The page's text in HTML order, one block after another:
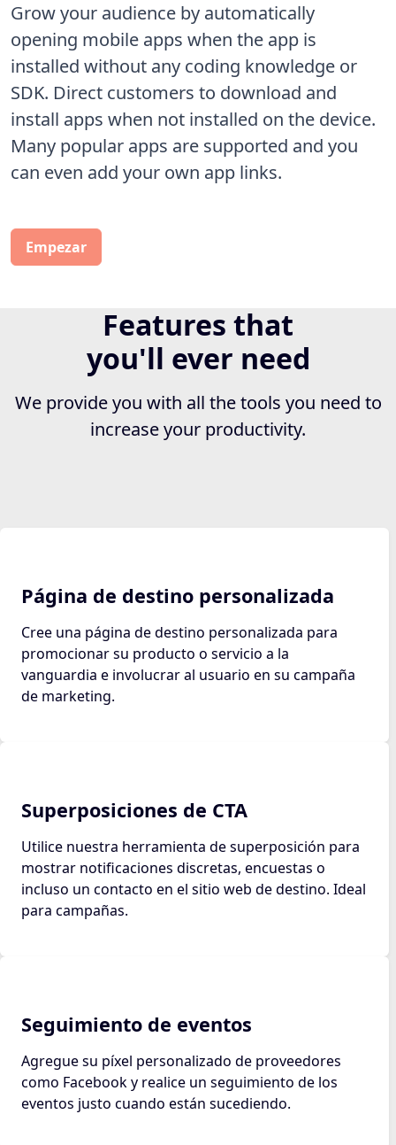
Grow your audience by automatically
opening mobile apps when the app is
installed without any coding knowledge or
SDK. Direct customers to download and
install apps when not installed on the device.
Many popular apps are supported and you
can even add your own app links.
Empezar
Features that
you'll ever need
We provide you with all the tools you need to
increase your productivity.
Página de destino personalizada
Cree una página de destino personalizada para
promocionar su producto o servicio a la
vanguardia e involucrar al usuario en su campaña
de marketing.
Superposiciones de CTA
Utilice nuestra herramienta de superposición para
mostrar notificaciones discretas, encuestas o
incluso un contacto en el sitio web de destino. Ideal
para campañas.
Seguimiento de eventos
Agregue su píxel personalizado de proveedores
como Facebook y realice un seguimiento de los
eventos justo cuando están sucediendo.